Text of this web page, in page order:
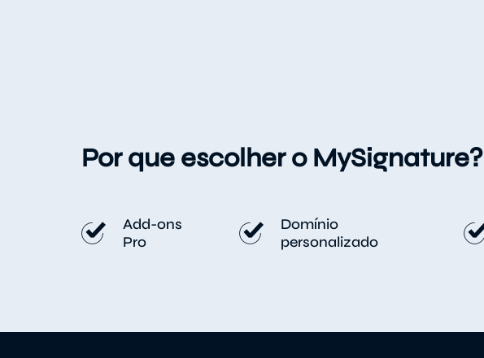
Por que escolher o MySignature?
Add-ons
Pro
Domínio
personalizado